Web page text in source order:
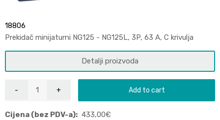
18806
Prekidač minijaturni NG125 - NG125L, 3P, 63 A, C krivulja
Detalji proizvoda
Add to cart
Cijena (bez PDV-a): 433,00€